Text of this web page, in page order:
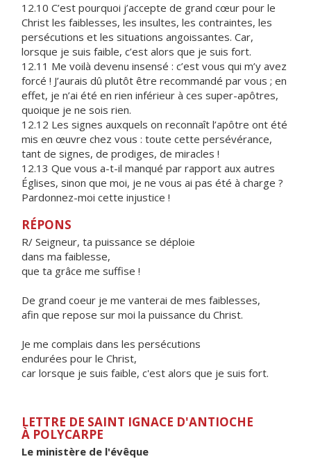
12.10 C’est pourquoi j’accepte de grand cœur pour le
Christ les faiblesses, les insultes, les contraintes, les
persécutions et les situations angoissantes. Car,
lorsque je suis faible, c’est alors que je suis fort.
12.11 Me voilà devenu insensé : c’est vous qui m’y avez
forcé ! J’aurais dû plutôt être recommandé par vous ; en
effet, je n’ai été en rien inférieur à ces super-apôtres,
quoique je ne sois rien.
12.12 Les signes auxquels on reconnaît l’apôtre ont été
mis en œuvre chez vous : toute cette persévérance,
tant de signes, de prodiges, de miracles !
12.13 Que vous a-t-il manqué par rapport aux autres
Églises, sinon que moi, je ne vous ai pas été à charge ?
Pardonnez-moi cette injustice !
RÉPONS
R/ Seigneur, ta puissance se déploie
dans ma faiblesse,
que ta grâce me suffise !
De grand coeur je me vanterai de mes faiblesses,
afin que repose sur moi la puissance du Christ.
Je me complais dans les persécutions
endurées pour le Christ,
car lorsque je suis faible, c'est alors que je suis fort.
LETTRE DE SAINT IGNACE D'ANTIOCHE
À POLYCARPE
Le ministère de l'évêque